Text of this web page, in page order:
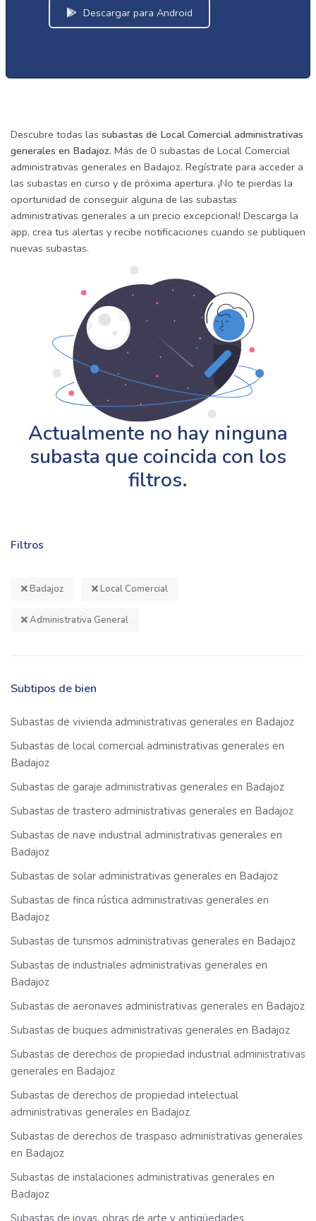
Descargar para Android
Filtros
Badajoz Local Comercial
Administrativa General
Subtipos de bien
Subastas de vivienda administrativas generales en Badajoz
Subastas de local comercial administrativas generales en
Badajoz
Subastas de garaje administrativas generales en Badajoz
Subastas de trastero administrativas generales en Badajoz
Subastas de nave industrial administrativas generales en
Badajoz
Subastas de solar administrativas generales en Badajoz
Subastas de finca rústica administrativas generales en
Badajoz
Subastas de turismos administrativas generales en Badajoz
Subastas de industriales administrativas generales en
Badajoz
Subastas de aeronaves administrativas generales en Badajoz
Subastas de buques administrativas generales en Badajoz
Subastas de derechos de propiedad industrial administrativas
generales en Badajoz
Subastas de derechos de propiedad intelectual
administrativas generales en Badajoz
Subastas de derechos de traspaso administrativas generales
en Badajoz
Subastas de instalaciones administrativas generales en
Badajoz
Descubre todas las subastas de Local Comercial administrativas
generales en Badajoz. Más de 0 subastas de Local Comercial
administrativas generales en Badajoz. Regístrate para acceder a
las subastas en curso y de próxima apertura. ¡No te pierdas la
oportunidad de conseguir alguna de las subastas
administrativas generales a un precio excepcional! Descarga la
app, crea tus alertas y recibe notificaciones cuando se publiquen
nuevas subastas.
Actualmente no hay ninguna
subasta que coincida con los
filtros.